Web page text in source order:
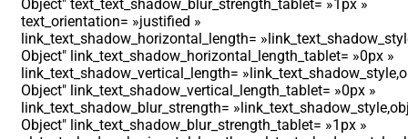
Object″ text_text_shadow_blur_strength_tablet= »1px »
text_orientation= »justified »
link_text_shadow_horizontal_length=
Object″ link_text_shadow_horizontal_length_tablet= »0px »
link_text_shadow_vertical_length=
Object″ link_text_shadow_vertical_length_tablet= »0px »
link_text_shadow_blur_strength=
Object″ link_text_shadow_blur_strength_tablet= »1px »